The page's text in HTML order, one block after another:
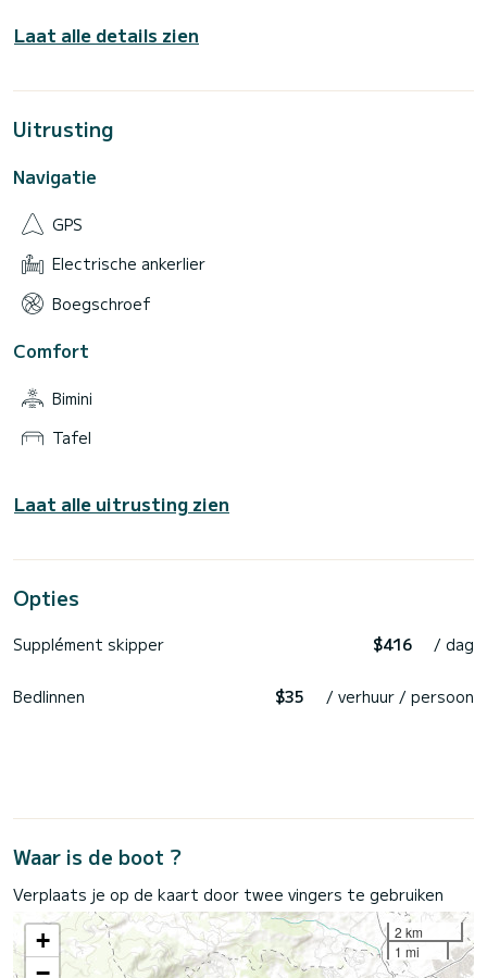
Laat alle details zien
Uitrusting
Navigatie
GPS
Electrische ankerlier
Boegschroef
Comfort
Bimini
Tafel
Laat alle uitrusting zien
Opties
Supplément skipper $416 / dag
Bedlinnen $35 / verhuur / persoon
Waar is de boot ?
Verplaats je op de kaart door twee vingers te gebruiken
+
2 km
1 mi